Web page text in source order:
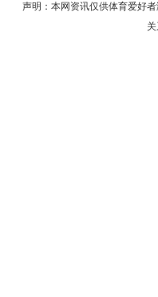
声明：本网资讯仅供体育爱好